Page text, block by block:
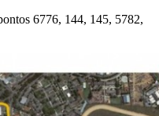
6776, 144, 145, 5782,